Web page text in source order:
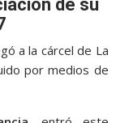
de su
a la cárcel de La
por medios de